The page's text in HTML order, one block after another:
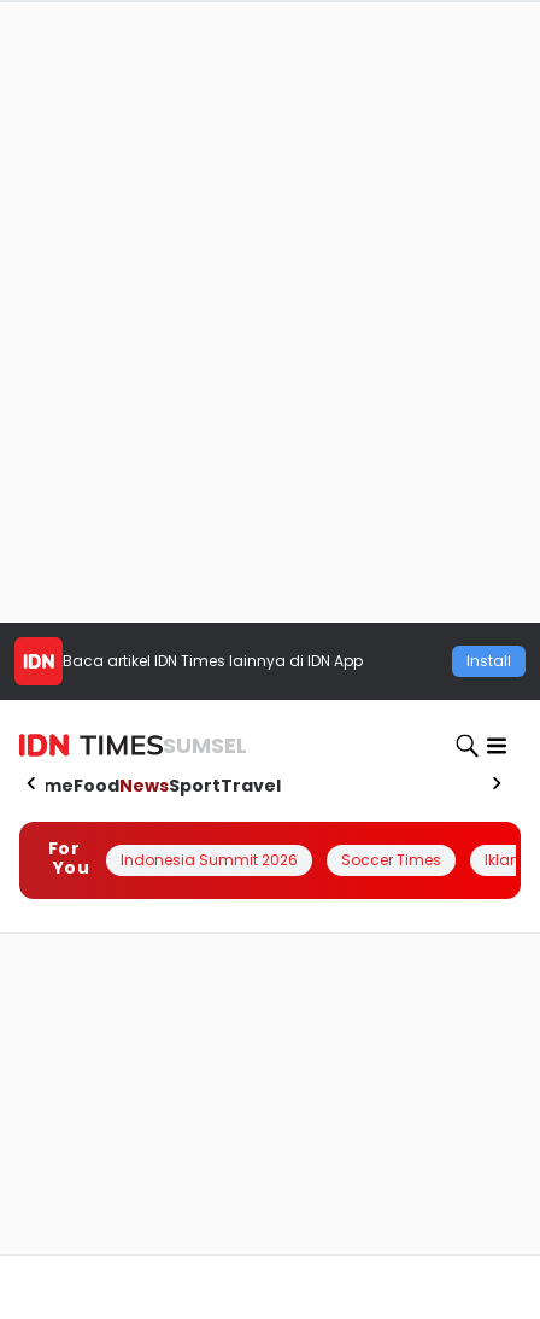
Baca artikel IDN Times lainnya di IDN App Install
SUMSEL
HomeFoodNewsSportTravel
For
You
Indonesia Summit 2026 Soccer Times Iklanin